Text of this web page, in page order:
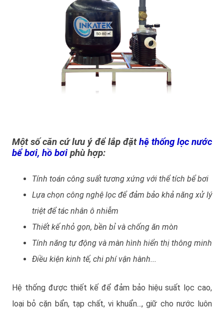
Một số căn cứ lưu ý để lắp đặthệ thống lọc nước
bể bơi, hồ bơi phù hợp:
Tính toán công suất tương xứng với thể tích bể bơi
Lựa chọn công nghệ lọc để đảm bảo khả năng xử lý
triệt để tác nhân ô nhiễm
Thiết kế nhỏ gọn, bền bỉ và chống ăn mòn
Tính năng tự động và màn hình hiển thị thông minh
Điều kiện kinh tế, chi phí vận hành...
Hệ thống được thiết kế để đảm bảo hiệu suất lọc cao,
loại bỏ cặn bẩn, tạp chất, vi khuẩn..., giữ cho nước luôn